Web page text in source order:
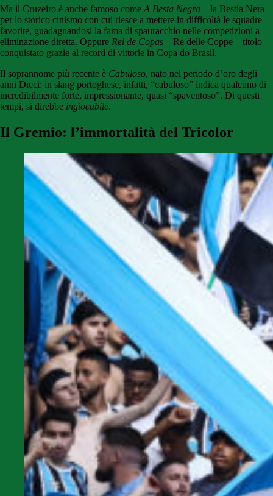
Ma il Cruzeiro è anche famoso come A Besta Negra – la Bestia Nera –
per lo storico cinismo con cui riesce a mettere in difficoltà le squadre
favorite, guadagnandosi la fama di spauracchio nelle competizioni a
eliminazione diretta. Oppure Rei de Copas – Re delle Coppe – titolo
conquistato grazie al record di vittorie in Copa do Brasil.
Il soprannome più recente è Cabuloso, nato nel periodo d’oro degli
anni Dieci: in slang portoghese, infatti, “cabuloso” indica qualcuno di
incredibilmente forte, impressionante, quasi “spaventoso”. Di questi
tempi, si direbbe ingiocabile.
Il Gremio: l’immortalità del Tricolor